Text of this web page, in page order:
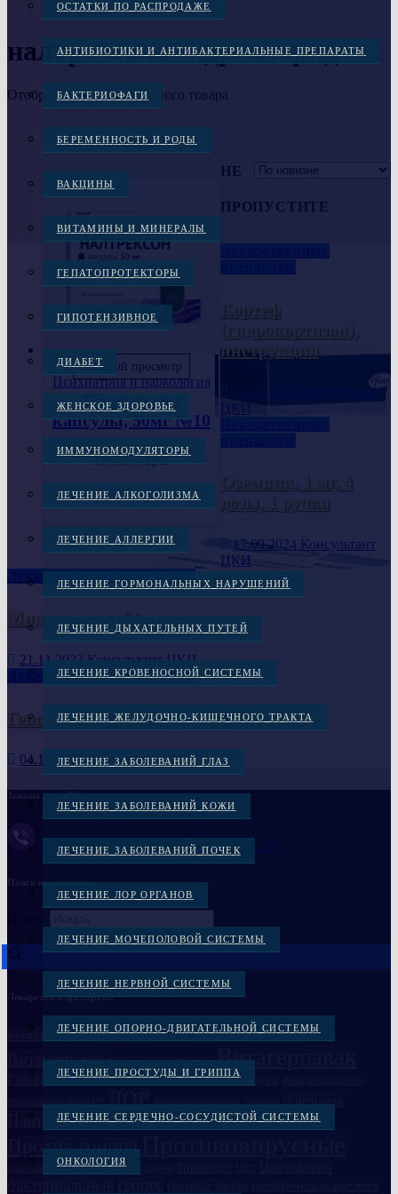
ОСТАТКИ ПО РАСПРОДАЖЕ
АНТИБИОТИКИ И АНТИБАКТЕРИАЛЬНЫЕ ПРЕПАРАТЫ
БАКТЕРИОФАГИ
БЕРЕМЕННОСТЬ И РОДЫ
ВАКЦИНЫ
ВИТАМИНЫ И МИНЕРАЛЫ
ГЕПАТОПРОТЕКТОРЫ
ГИПОТЕНЗИВНОЕ
ДИАБЕТ
ЖЕНСКОЕ ЗДОРОВЬЕ
ИММУНОМОДУЛЯТОРЫ
ЛЕЧЕНИЕ АЛКОГОЛИЗМА
ЛЕЧЕНИЕ АЛЛЕРГИИ
ЛЕЧЕНИЕ ГОРМОНАЛЬНЫХ НАРУШЕНИЙ
ЛЕЧЕНИЕ ДЫХАТЕЛЬНЫХ ПУТЕЙ
ЛЕЧЕНИЕ КРОВЕНОСНОЙ СИСТЕМЫ
ЛЕЧЕНИЕ ЖЕЛУДОЧНО-КИШЕЧНОГО ТРАКТА
ЛЕЧЕНИЕ ЗАБОЛЕВАНИЙ ГЛАЗ
ЛЕЧЕНИЕ ЗАБОЛЕВАНИЙ КОЖИ
ЛЕЧЕНИЕ ЗАБОЛЕВАНИЙ ПОЧЕК
ЛЕЧЕНИЕ ЛОР ОРГАНОВ
ЛЕЧЕНИЕ МОЧЕПОЛОВОЙ СИСТЕМЫ
ЛЕЧЕНИЕ НЕРВНОЙ СИСТЕМЫ
ЛЕЧЕНИЕ ОПОРНО-ДВИГАТЕЛЬНОЙ СИСТЕМЫ
ЛЕЧЕНИЕ ПРОСТУДЫ И ГРИППА
ЛЕЧЕНИЕ СЕРДЕЧНО-СОСУДИСТОЙ СИСТЕМЫ
ОНКОЛОГИЯ
налтрексона гидрохлорид
Отображение единственного товара
Быстрый просмотр
Психиатрия и наркология
Налтрексон
капсулы, 50мг №10
1,600.00грн.
В КОРЗИНУ
НЕ
ПРОПУСТИТЕ
инструкция
Консультант
ЦКИ
17.09.2024 Консультант
ЦКИ
Лекарственные препараты
Мидзо, капли 60 мг
21.11.2023 Консультант ЦКИ
Лекарственные препараты
Гепон 2мг 1 шт. лиофилизат
04.10.2023Консультант ЦКИ
Заказы через Viber :
Заказать через Viber +38(097)-869-72-38
Поиск по названию
Лекарства и препараты
Бактериофаги в Украине Бивалос Вакцина Вакцина
Витагерпавак Вакцина антирабическая Витагерпавак
Галавит Глазные препараты Дисбактериоз Иммуноглобулин
Пантогам Пиобактериофаг комплексный Полиоксидоний
Против гриппа
Семаглутид Сыворотка